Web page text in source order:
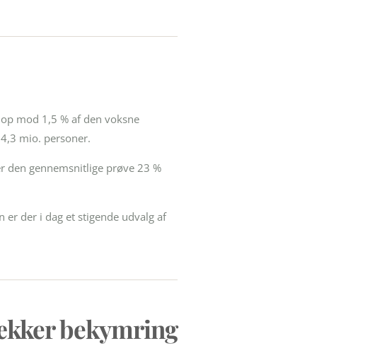
mod 1,5 % af den voksne
mio. personer.
den gennemsnitlige prøve 23 %
er der i dag et stigende udvalg af
bekymring